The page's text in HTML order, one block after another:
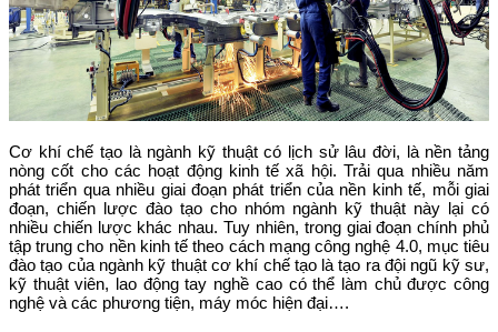
Cơ khí chế tạo là ngành kỹ thuật có lịch sử lâu đời, là nền tảng
nòng cốt cho các hoạt động kinh tế xã hội. Trải qua nhiều năm
phát triển qua nhiều giai đoạn phát triển của nền kinh tế, mỗi giai
đoạn, chiến lược đào tạo cho nhóm ngành kỹ thuật này lại có
nhiều chiến lược khác nhau. Tuy nhiên, trong giai đoạn chính phủ
tập trung cho nền kinh tế theo cách mạng công nghệ 4.0, mục tiêu
đào tạo của ngành kỹ thuật cơ khí chế tạo là tạo ra đội ngũ kỹ sư,
kỹ thuật viên, lao động tay nghề cao có thể làm chủ được công
nghệ và các phương tiện, máy móc hiện đại….